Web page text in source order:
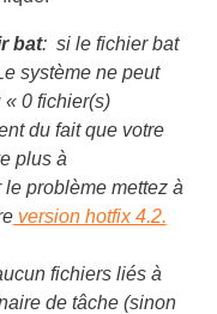
bat: si le fichier bat
système ne peut
0 fichier(s)
du fait que votre
plus à
problème mettez à
version hotfix 4.2.
fichiers liés à
de tâche (sinon